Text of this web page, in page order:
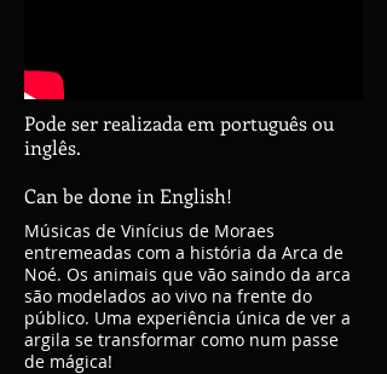
Pode ser realizada em português ou
inglês.
Can be done in English!
Músicas de Vinícius de Moraes
entremeadas com a história da Arca de
Noé. Os animais que vão saindo da arca
são modelados ao vivo na frente do
público. Uma experiência única de ver a
argila se transformar como num passe
de mágica!